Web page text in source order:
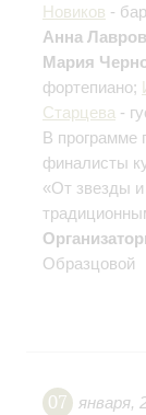
Новиков -
Анна
Мария
фортепиано;
Старцева -
В программе
финалисты
«От звезды
Образцовой
07 января,